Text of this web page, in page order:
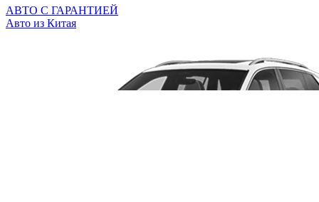
АВТО С ГАРАНТИЕЙ
Авто из Китая